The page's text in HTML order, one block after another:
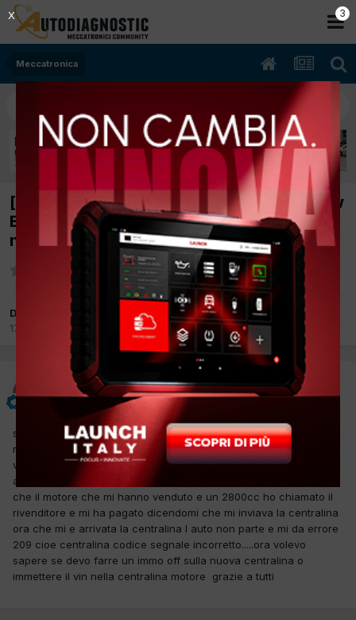
Meccatronica
[bmw serie5 e39 05/2003 2500cc 256S5 Kw
Benzina] Sostituito motore con uno diverso,
non parte
Da claudiosiotto
17 Settembre 2017
Meccatronica
claudiosiotto
Inviato 17 Settembre 2017
salve a tutti ho un piccolo problema con bmw 5 e39 192cv......si e
rotto il motore e ne ho acquistato uno d occasione l ho montato
va bene ma quando metto la diagnosi mi da l errore delle bobine
a questo punto mi sono messo a controllare tutto e ho scoperto
che il motore che mi hanno venduto e un 2800cc ho chiamato il
rivenditore e mi ha pagato dicendomi che mi inviava la centralina
ora che mi e arrivata la centralina l auto non parte e mi da errore
209 cioe centralina codice segnale incorretto.....ora volevo
sapere se devo farre un immo off sulla nuova centralina o
immettere il vin nella centralina motore grazie a tutti
2
X